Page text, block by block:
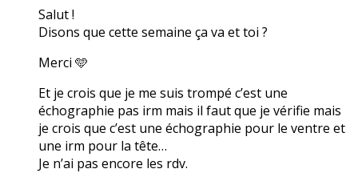
Salut !
Disons que cette semaine ça va et toi ?
Merci 🩵
Et je crois que je me suis trompé c’est une
échographie pas irm mais il faut que je vérifie mais
je crois que c’est une échographie pour le ventre et
une irm pour la tête…
Je n’ai pas encore les rdv.